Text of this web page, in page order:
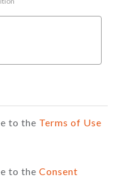
to the Terms of Use
to the Consent